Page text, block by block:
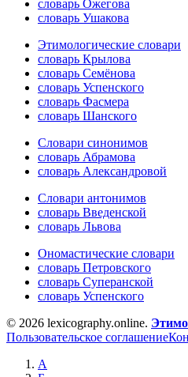
словарь Ожегова
словарь Ушакова
Этимологические словари
словарь Крылова
словарь Семёнова
словарь Успенского
словарь Фасмера
словарь Шанского
Словари синонимов
словарь Абрамова
словарь Александровой
Словари антонимов
словарь Введенской
словарь Львова
Ономастические словари
словарь Петровского
словарь Суперанской
словарь Успенского
© 2026 lexicography.online.
Пользовательское соглашение
А